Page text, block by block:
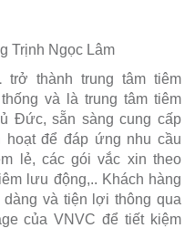
Trịnh Ngọc Lâm
trở thành trung tâm tiêm
và là trung tâm tiêm
Đức, sẵn sàng cung cấp
hoạt để đáp ứng nhu cầu
lẻ, các gói vắc xin theo
lưu động,.. Khách hàng
và tiện lợi thông qua
của VNVC để tiết kiệm